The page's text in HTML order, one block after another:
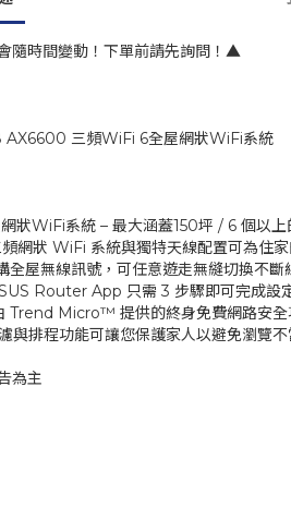
隨時間變動！下單前請先詢問！▲
三頻WiFi 6全屋網狀WiFi系統
狀WiFi系統 – 最大涵蓋150坪 / 6 個以
網狀 WiFi 系統與獨特天線配置可為住
屋無線訊號，可任意遊走無縫切換不
Router App 只需 3 步驟即可完成設
Micro™ 提供的終身免費網路安全
排程功能可讓您保護家人以避免瀏覽不
為主